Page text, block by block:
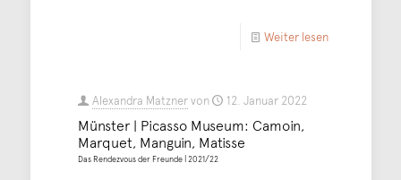
Weiter lesen
Alexandra Matznervon 12. Januar 2022
Münster | Picasso Museum: Camoin,
Marquet, Manguin, Matisse
Das Rendezvous der Freunde | 2021/22